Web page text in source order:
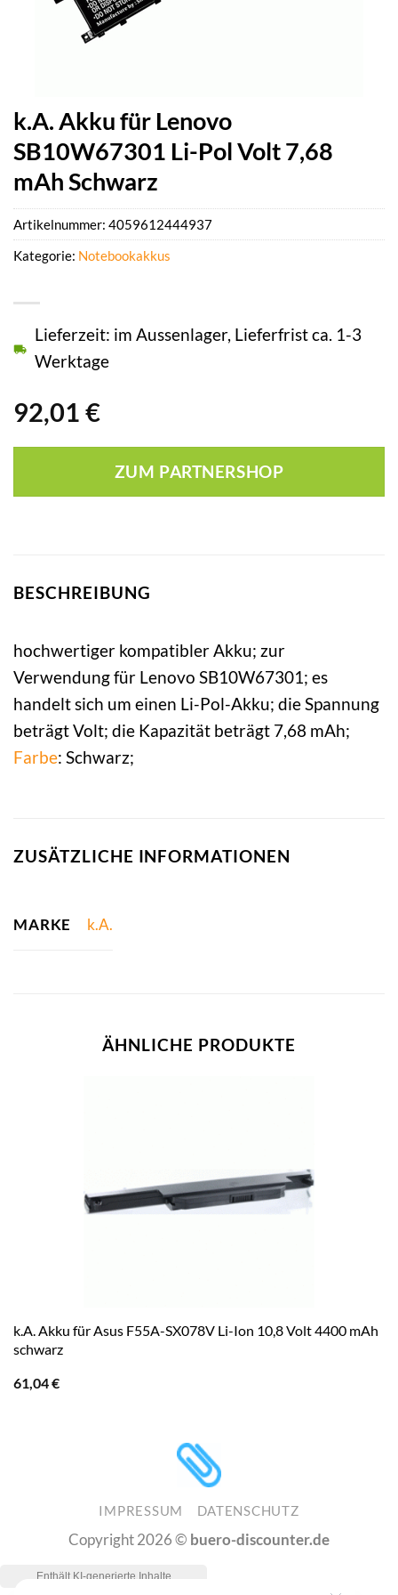
k.A. Akku für Lenovo
SB10W67301 Li-Pol Volt 7,68
mAh Schwarz
92,01 €
Lieferzeit: im Aussenlager, Lieferfrist ca. 1-3
Werktage
ZUM PARTNERSHOP
Artikelnummer: 4059612444937
Kategorie: Notebookakkus
BESCHREIBUNG
hochwertiger kompatibler Akku; zur
Verwendung für Lenovo SB10W67301; es
handelt sich um einen Li-Pol-Akku; die Spannung
beträgt Volt; die Kapazität beträgt 7,68 mAh;
Farbe: Schwarz;
ZUSÄTZLICHE INFORMATIONEN
MARKE k.A.
ÄHNLICHE PRODUKTE
k.A. Akku für Asus F55A-SX078V Li-Ion 10,8 Volt 4400 mAh
schwarz
61,04€
IMPRESSUM DATENSCHUTZ
Copyright 2026 © buero-discounter.de